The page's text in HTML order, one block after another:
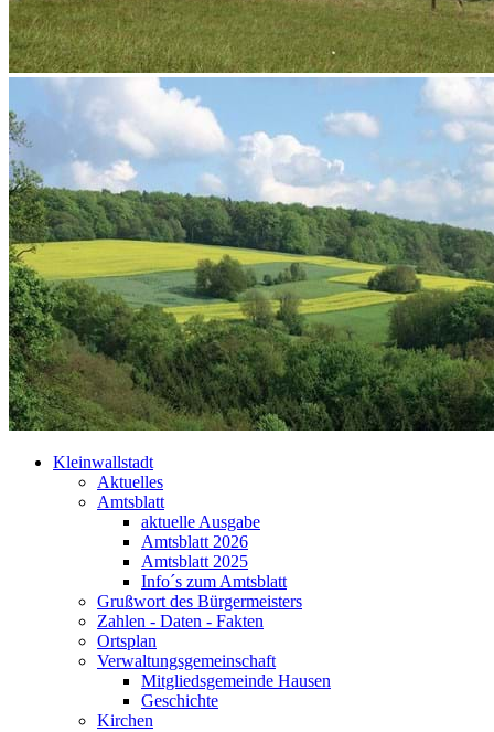
Kleinwallstadt
Aktuelles
Amtsblatt
aktuelle Ausgabe
Amtsblatt 2026
Amtsblatt 2025
Info´s zum Amtsblatt
Grußwort des Bürgermeisters
Zahlen - Daten - Fakten
Ortsplan
Verwaltungsgemeinschaft
Mitgliedsgemeinde Hausen
Geschichte
Kirchen